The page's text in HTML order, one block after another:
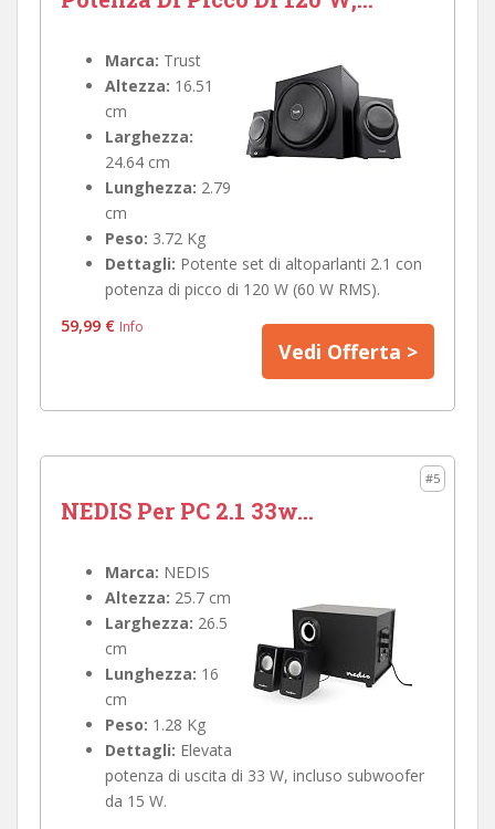
Marca: Trust
Altezza: 16.51
cm
Larghezza:
24.64 cm
Lunghezza: 2.79
cm
Peso: 3.72 Kg
Dettagli: Potente set di altoparlanti 2.1 con
potenza di picco di 120 W (60 W RMS).
59,99 € Info
Vedi Offerta >
#5
NEDIS Per PC 2.1 33w...
Marca: NEDIS
Altezza: 25.7 cm
Larghezza: 26.5
cm
Lunghezza: 16
cm
Peso: 1.28 Kg
Dettagli: Elevata
potenza di uscita di 33 W, incluso subwoofer
da 15 W.